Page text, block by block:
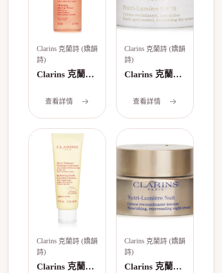
Clarins 克蘭詩 (嬌韻
詩)
Clarins 克蘭詩
速效卸妝水
200ml/6.7oz
查看詳情
Clarins 克蘭詩 (嬌韻
詩)
Clarins 克蘭詩
Lumiere 淡斑
活膚日霜 SPF
15 50ml
查看詳情
Clarins 克蘭詩 (嬌韻
詩)
Clarins 克蘭詩
Clarins 克蘭詩 (嬌韻
詩)
Clarins 克蘭詩